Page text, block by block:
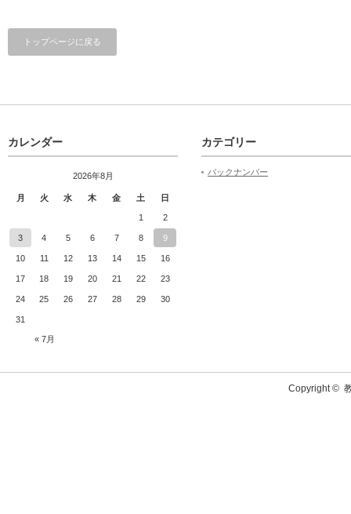
トップページに戻る
カレンダー
2026年8月
月 火 水 木 金 土 日
« 7月
1 2
3 4 5 6 7 8 9
10 11 12 13 14 15 16
17 18 19 20 21 22 23
24 25 26 27 28 29 30
31
カテゴリー
バックナンバー
Copyright ©